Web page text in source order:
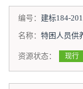
编号： 建标184-
名称： 特困人员供
资源状态： 现行